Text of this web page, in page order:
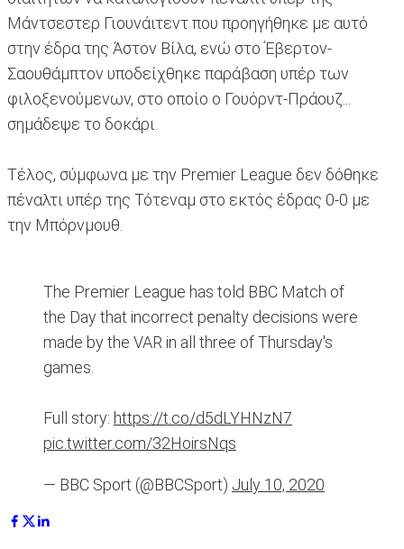
Μάντσεστερ Γιουνάιτεντ που προηγήθηκε με αυτό
στην έδρα της Άστον Βίλα, ενώ στο Έβερτον-
Σαουθάμπτον υποδείχθηκε παράβαση υπέρ των
φιλοξενούμενων, στο οποίο ο Γουόρντ-Πράουζ...
σημάδεψε το δοκάρι.
Τέλος, σύμφωνα με την Premier League δεν δόθηκε
πέναλτι υπέρ της Τότεναμ στο εκτός έδρας 0-0 με
την Μπόρνμουθ.
The Premier League has told BBC Match of
the Day that incorrect penalty decisions were
made by the VAR in all three of Thursday's
games.
Full story: https://t.co/d5dLYHNzN7
pic.twitter.com/32HoirsNqs
— BBC Sport (@BBCSport) July 10, 2020